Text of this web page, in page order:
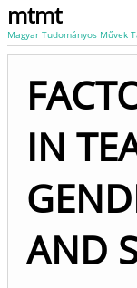
mtmt
Magyar Tudományos Művek
IN
AND